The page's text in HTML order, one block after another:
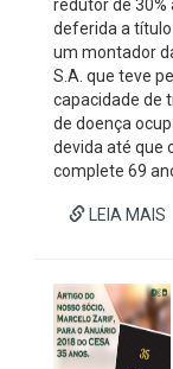
redutor de 30%
deferida a
um montador
S.A. que teve
capacidade de
de doença
devida até que
complete 69
LEIA MAIS